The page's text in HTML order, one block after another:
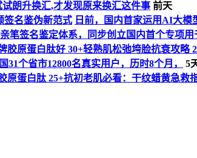
朗升换汇,才发现原来换汇这件事 前天
签名鉴伪新范式 日前，国内首家运用AI大
笔签名鉴定体系，同步创立国内首个专项
胶原蛋白肽好 30+轻熟肌松弛垮脸抗衰攻略
个省市12800名真实用户，历时8个月，
5
原蛋白肽 25+抗初老肌必看：干纹蜡黄急救